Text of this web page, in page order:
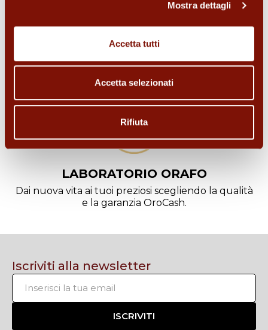
Mostra dettagli
Accetta tutti
Accetta selezionati
Rifiuta
ORO DA INVESTIMENTO
monete d'oro.
LABORATORIO ORAFO
Dai nuova vita ai tuoi preziosi scegliendo la qualità
e la garanzia OroCash.
Iscriviti alla newsletter
ISCRIVITI